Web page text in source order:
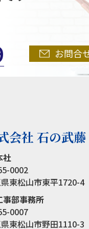
お問合
会社 石の武藤
社
0002
東松山市東平1720-4
事部事務所
0007
東松山市野田1110-3